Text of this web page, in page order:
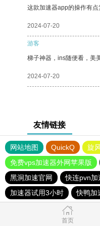
这款加速器app的操作有点
2024-07-20
游客
梯子神器，ins随便看，美
2024-07-20
友情链接
网站地图 QuickQ 旋
免费vps加速器外网苹果版
黑洞加速官网
快连pvn加
加速器试用3小时
快鸭加
首页